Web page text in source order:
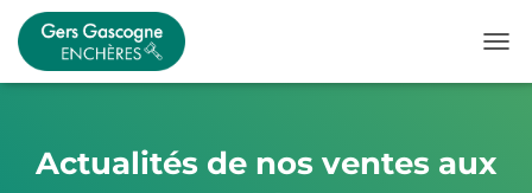
Actualités de nos ventes aux